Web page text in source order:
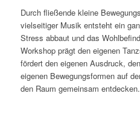
Durch fließende kleine
vielseitiger Musik entsteht ein
Stress abbaut und das
Workshop prägt den eigenen
fördert den eigenen Ausdruck,
eigenen Bewegungsformen auf
den Raum gemeinsam entdecken.